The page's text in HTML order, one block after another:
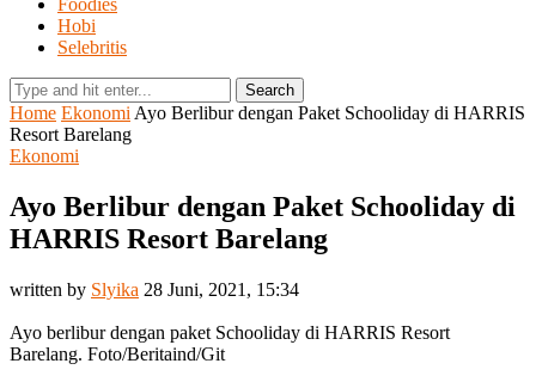
Foodies
Hobi
Selebritis
Search
Home Ekonomi Ayo Berlibur dengan Paket Schooliday di HARRIS
Resort Barelang
Ekonomi
Ayo Berlibur dengan Paket Schooliday di
HARRIS Resort Barelang
written by Slyika 28 Juni, 2021, 15:34
Ayo berlibur dengan paket Schooliday di HARRIS Resort
Barelang. Foto/Beritaind/Git